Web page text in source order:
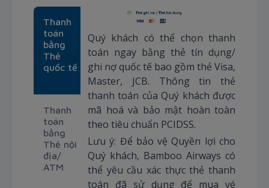
Thanh
toán
bằng
Thẻ
quốc tế
Thanh
toán
bằng
Thẻ nội
địa/
ATM
Quý khách có thể chọn thanh
toán ngay bằng thẻ tín dụng/
ghi nợ quốc tế bao gồm thẻ Visa,
Master, JCB. Thông tin thẻ
thanh toán của Quý khách được
mã hoá và bảo mật hoàn toàn
theo tiêu chuẩn PCIDSS.
Lưu ý: Để bảo vệ Quyền lợi cho
Quý khách, Bamboo Airways có
thể yêu cầu xác thực thẻ thanh
toán đã sử dụng để mua vé